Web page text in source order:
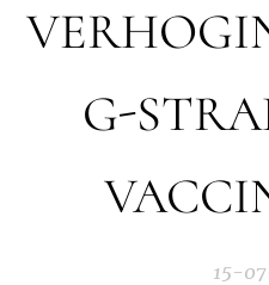
G-
15-